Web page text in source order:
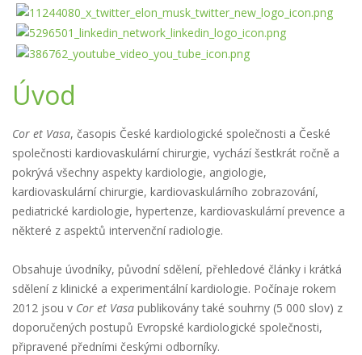
Úvod
Cor et Vasa, časopis České kardiologické společnosti a České
společnosti kardiovaskulární chirurgie, vychází šestkrát ročně a
pokrývá všechny aspekty kardiologie, angiologie,
kardiovaskulární chirurgie, kardiovaskulárního zobrazování,
pediatrické kardiologie, hypertenze, kardiovaskulární prevence a
některé z aspektů intervenční radiologie.
Obsahuje úvodníky, původní sdělení, přehledové články i krátká
sdělení z klinické a experimentální kardiologie. Počínaje rokem
2012 jsou v Cor et Vasa publikovány také souhrny (5 000 slov) z
doporučených postupů Evropské kardiologické společnosti,
připravené předními českými odborníky.